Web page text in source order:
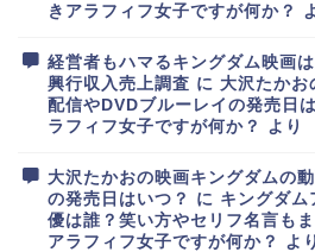
きアラフィフ女子ですが何か？
経営者もハマるキングダム映画
興行収入売上調査 に 大沢たかお
配信やDVDブルーレイの発売日
ラフィフ女子ですが何か？
より
大沢たかおの映画キングダムの
の発売日はいつ？
に キングダム
優は誰？笑い方やセリフ名言も
アラフィフ女子ですが何か？
より